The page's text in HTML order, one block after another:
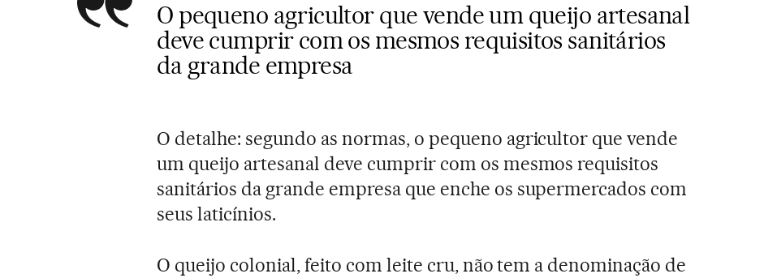
O pequeno agricultor que vende um queijo artesanal
deve cumprir com os mesmos requisitos sanitários
da grande empresa
O detalhe: segundo as normas, o pequeno agricultor que vende
um queijo artesanal deve cumprir com os mesmos requisitos
sanitários da grande empresa que enche os supermercados com
seus laticínios.
O queijo colonial, feito com leite cru, não tem a denominação de